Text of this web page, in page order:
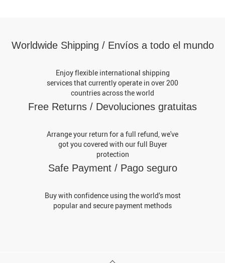
Worldwide Shipping / Envíos a todo el mundo
Enjoy flexible international shipping
services that currently operate in over 200
countries across the world
Free Returns / Devoluciones gratuitas
Arrange your return for a full refund, we've
got you covered with our full Buyer
protection
Safe Payment / Pago seguro
Buy with confidence using the world’s most
popular and secure payment methods